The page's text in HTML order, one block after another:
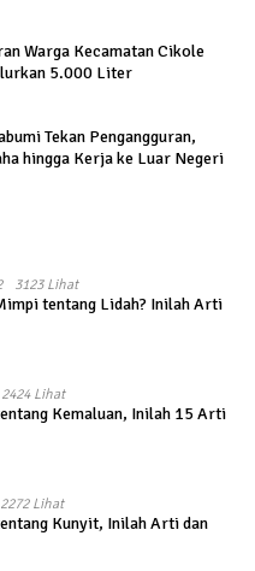
Warga Kecamatan Cikole
5.000 Liter
Tekan Pengangguran,
hingga Kerja ke Luar Negeri
3123 Lihat
tentang Lidah? Inilah Arti
2424 Lihat
Kemaluan, Inilah 15 Arti
2272 Lihat
Kunyit, Inilah Arti dan